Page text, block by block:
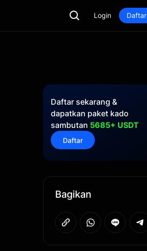
Login Daftar
Daftar sekarang &
dapatkan paket kado
sambutan 5685+ USDT
Daftar
Bagikan